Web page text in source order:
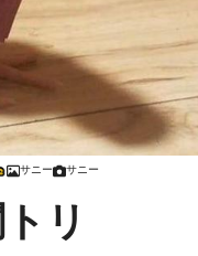
サニー サニー
リ